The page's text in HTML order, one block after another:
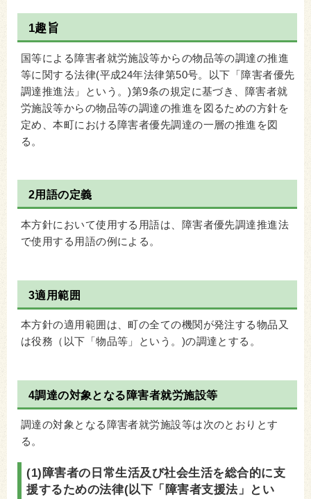
1趣旨
国等による障害者就労施設等からの物品等の調達の推進
等に関する法律(平成24年法律第50号。以下「障害者優先
調達推進法」という。)第9条の規定に基づき、障害者就
労施設等からの物品等の調達の推進を図るための方針を
定め、本町における障害者優先調達の一層の推進を図
る。
2用語の定義
本方針において使用する用語は、障害者優先調達推進法
で使用する用語の例による。
3適用範囲
本方針の適用範囲は、町の全ての機関が発注する物品又
は役務（以下「物品等」という。)の調達とする。
4調達の対象となる障害者就労施設等
調達の対象となる障害者就労施設等は次のとおりとす
る。
(1)障害者の日常生活及び社会生活を総合的に支
援するための法律(以下「障害者支援法」とい